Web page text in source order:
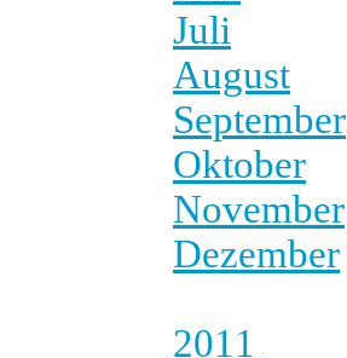
Juli
August
September
Oktober
November
Dezember
2011